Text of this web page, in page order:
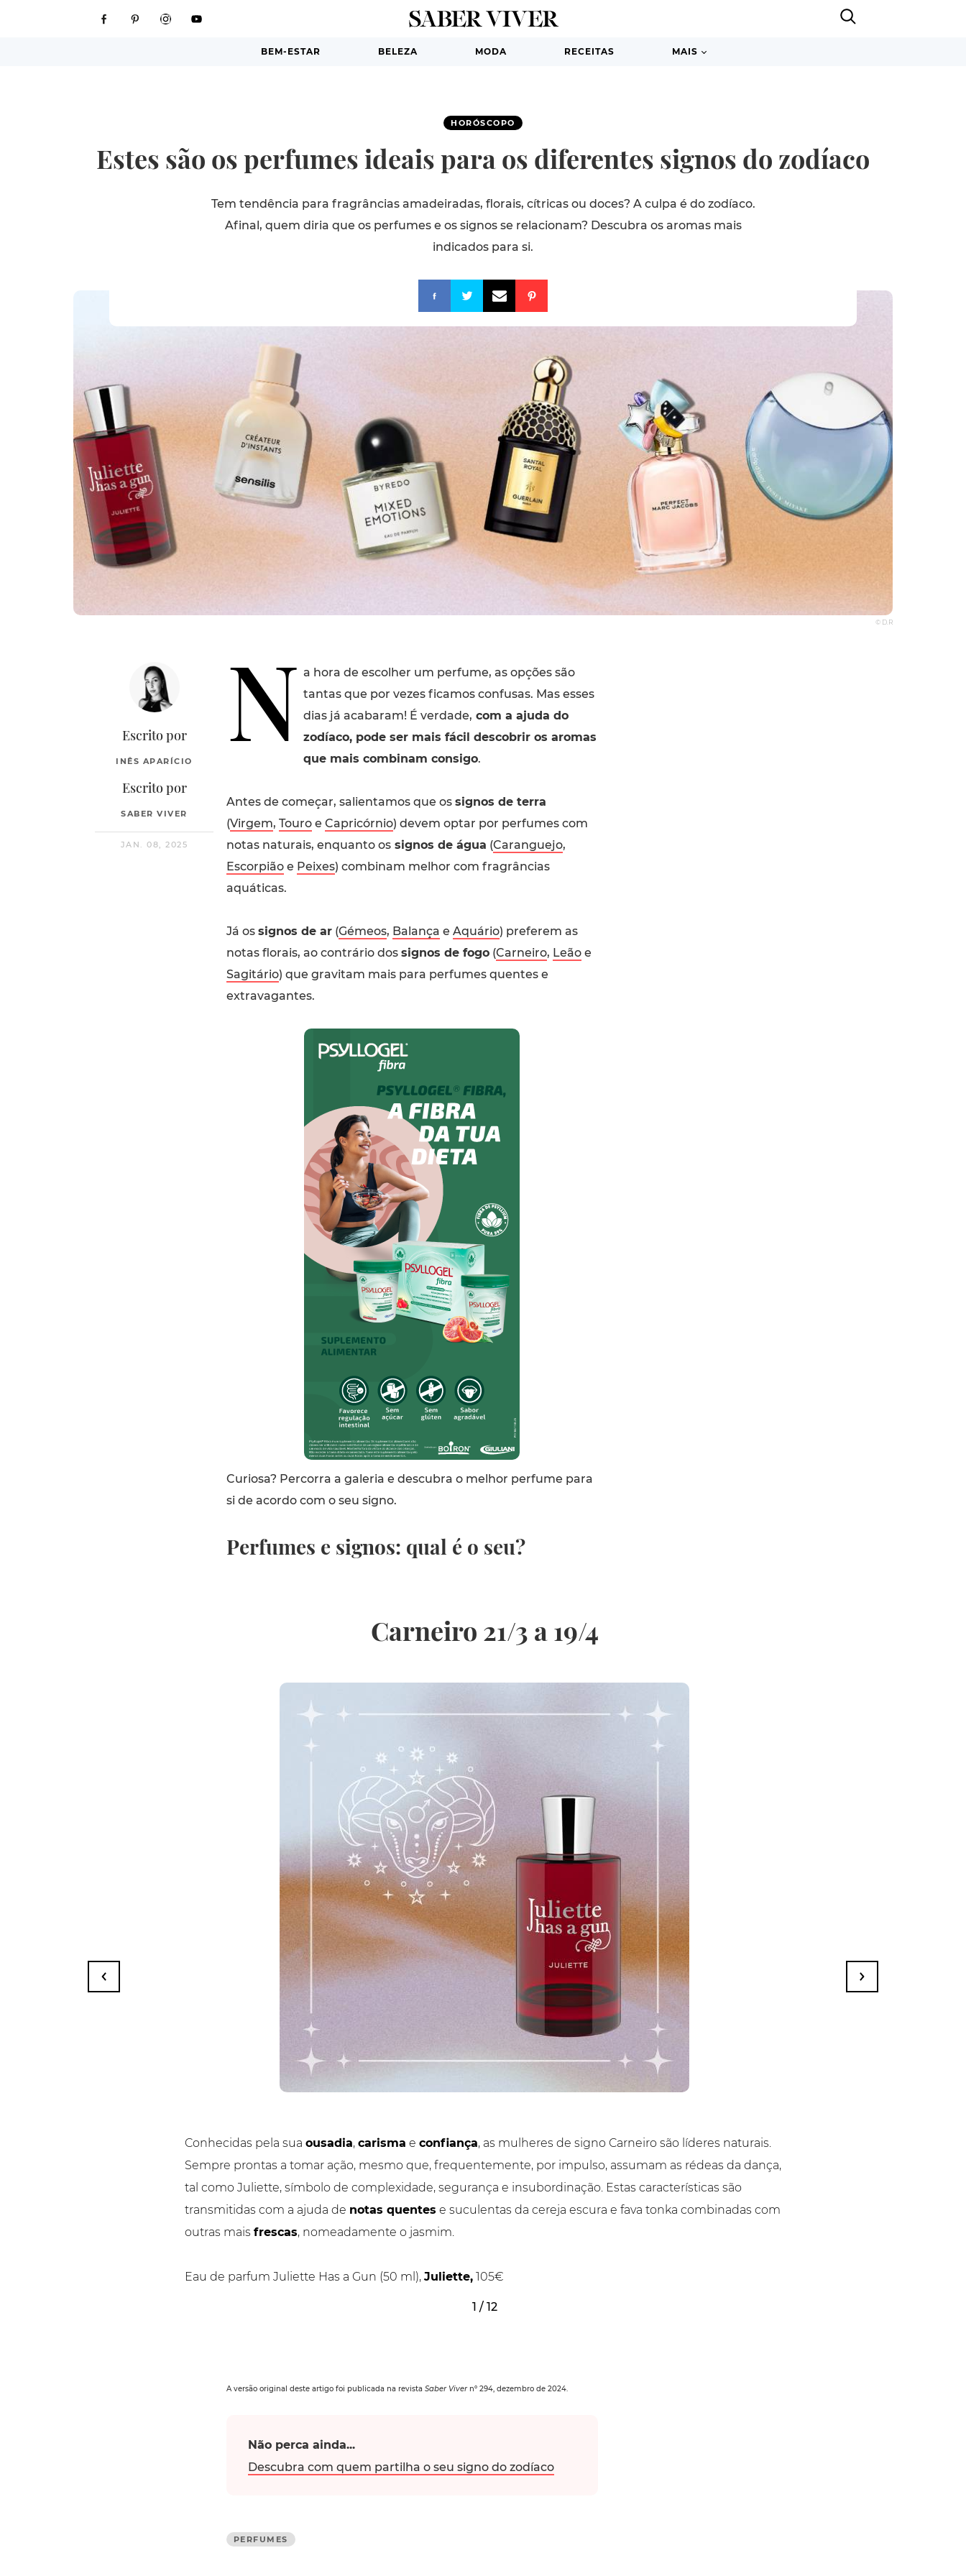
BEM-ESTAR BELEZA MODA RECEITAS MAIS
HORÓSCOPO
Estes são os perfumes ideais para os diferentes signos do zodíaco
Tem tendência para fragrâncias amadeiradas, florais, cítricas ou doces? A culpa é do zodíaco.
Afinal, quem diria que os perfumes e os signos se relacionam? Descubra os aromas mais
indicados para si.
© D.R
Escrito por
INÊS APARÍCIO
Escrito por
SABER VIVER
JAN. 08, 2025
N a hora de escolher um perfume, as opções são
tantas que por vezes ficamos confusas. Mas esses
dias já acabaram! É verdade, com a ajuda do
zodíaco, pode ser mais fácil descobrir os aromas
que mais combinam consigo.
Antes de começar, salientamos que os signos de terra
(Virgem, Touroe Capricórnio) devem optar por perfumes com
notas naturais, enquanto ossignos de água (Caranguejo,
Escorpiãoe Peixes) combinam melhor com fragrâncias
aquáticas.
Já os signos de ar(Gémeos, Balança e Aquário) preferem as
notas florais, ao contrário dos signos de fogo(Carneiro, Leãoe
Sagitário) que gravitam mais para perfumes quentes e
extravagantes.
Curiosa? Percorra a galeria e descubra o melhor perfume para
si de acordo com o seu signo.
Perfumes e signos: qual é o seu?
Carneiro 21/3 a 19/4
Conhecidas pela sua ousadia, carisma e confiança, as mulheres de signo Carneiro são líderes naturais.
Sempre prontas a tomar ação, mesmo que, frequentemente, por impulso, assumam as rédeas da dança,
tal como Juliette, símbolo de complexidade, segurança e insubordinação. Estas características são
transmitidas com a ajuda de notas quentes e suculentas da cereja escura e fava tonka combinadas com
outras mais frescas, nomeadamente o jasmim.
Eau de parfum Juliette Has a Gun (50 ml), Juliette,105€
1 / 12
A versão original deste artigo foi publicada na revista Saber Vivernº 294, dezembro de 2024.
Não perca ainda...
Descubra com quem partilha o seu signo do zodíaco
PERFUMES